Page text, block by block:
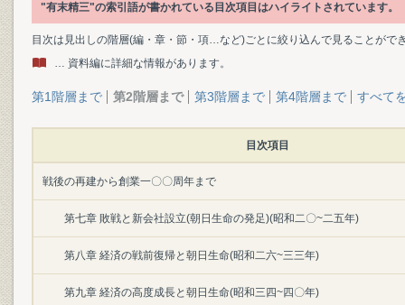
"有末精三"の索引語が書かれている目次項目はハイライトされています。
目次は見出しの階層(編・章・節・項…など)ごとに絞り込んで見ることがで
… 資料編に詳細な情報があります。
第1階層まで 第2階層まで 第3階層まで 第4階層まで すべて
目次項目
戦後の再建から創業一〇〇周年まで
第七章 敗戦と新会社設立(朝日生命の発足)(昭和二〇~二五年)
第八章 経済の戦前復帰と朝日生命(昭和二六~三三年)
第九章 経済の高度成長と朝日生命(昭和三四~四〇年)